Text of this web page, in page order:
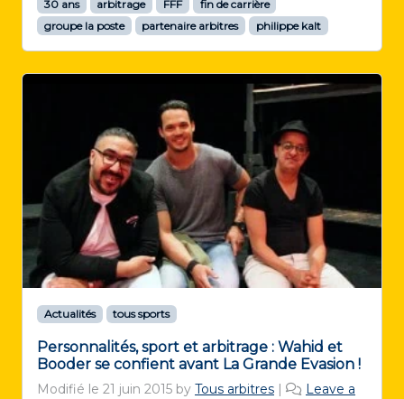
30 ans arbitrage FFF
fin de carrière
groupe la poste
partenaire arbitres philippe kalt
Actualités tous sports
Personnalités, sport et arbitrage : Wahid et
Booder se confient avant La Grande Evasion !
Modifié le 21 juin 2015 by Tous arbitres |
Leave a